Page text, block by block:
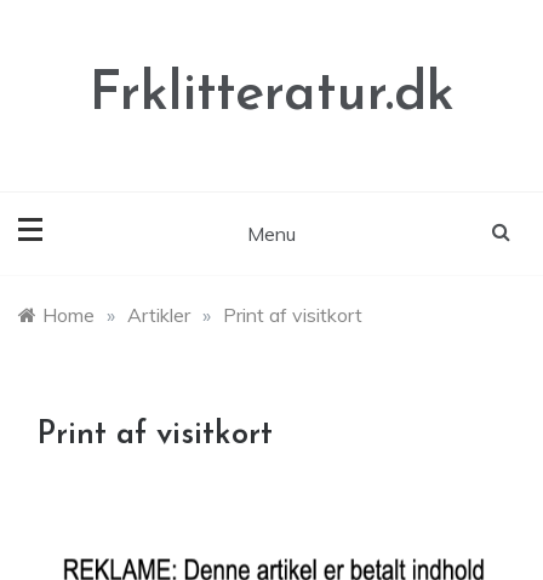
Frklitteratur.dk
Menu
Home » Artikler » Print af visitkort
Print af visitkort